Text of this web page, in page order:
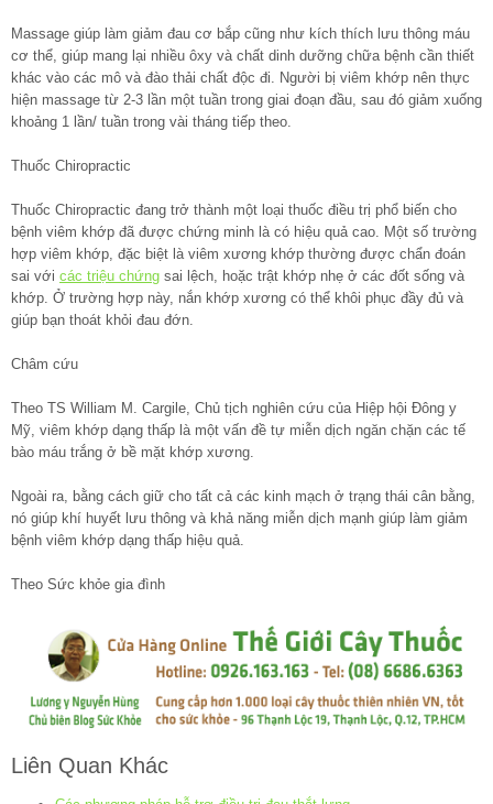
Massage giúp làm giảm đau cơ bắp cũng như kích thích lưu thông máu
cơ thể, giúp mang lại nhiều ôxy và chất dinh dưỡng chữa bệnh cần thiết
khác vào các mô và đào thải chất độc đi. Người bị viêm khớp nên thực
hiện massage từ 2-3 lần một tuần trong giai đoạn đầu, sau đó giảm xuống
khoảng 1 lần/ tuần trong vài tháng tiếp theo.
Thuốc Chiropractic
Thuốc Chiropractic đang trở thành một loại thuốc điều trị phổ biến cho
bệnh viêm khớp đã được chứng minh là có hiệu quả cao. Một số trường
hợp viêm khớp, đặc biệt là viêm xương khớp thường được chẩn đoán
sai với các triệu chứng sai lệch, hoặc trật khớp nhẹ ở các đốt sống và
khớp. Ở trường hợp này, nắn khớp xương có thể khôi phục đầy đủ và
giúp bạn thoát khỏi đau đớn.
Châm cứu
Theo TS William M. Cargile, Chủ tịch nghiên cứu của Hiệp hội Đông y
Mỹ, viêm khớp dạng thấp là một vấn đề tự miễn dịch ngăn chặn các tế
bào máu trắng ở bề mặt khớp xương.
Ngoài ra, bằng cách giữ cho tất cả các kinh mạch ở trạng thái cân bằng,
nó giúp khí huyết lưu thông và khả năng miễn dịch mạnh giúp làm giảm
bệnh viêm khớp dạng thấp hiệu quả.
Theo Sức khỏe gia đình
Liên Quan Khác